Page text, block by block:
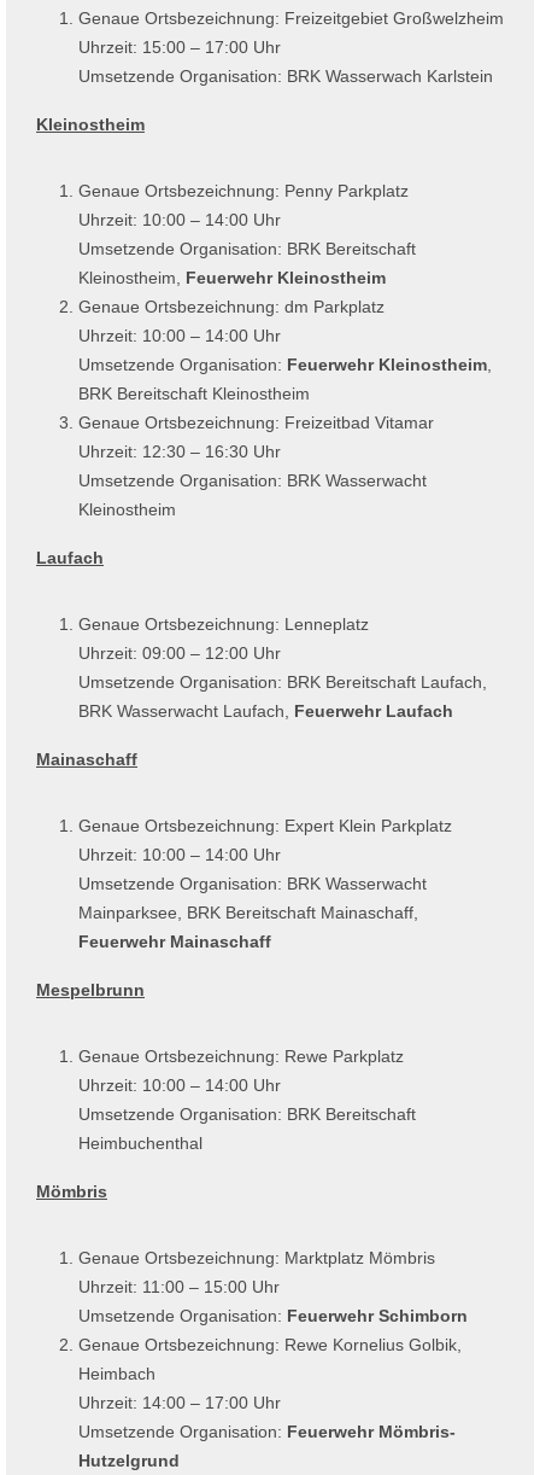
Genaue Ortsbezeichnung: Freizeitgebiet Großwelzheim
Uhrzeit: 15:00 – 17:00 Uhr
Umsetzende Organisation: BRK Wasserwach Karlstein
Kleinostheim
Genaue Ortsbezeichnung: Penny Parkplatz
Uhrzeit: 10:00 – 14:00 Uhr
Umsetzende Organisation: BRK Bereitschaft
Kleinostheim, Feuerwehr Kleinostheim
Genaue Ortsbezeichnung: dm Parkplatz
Uhrzeit: 10:00 – 14:00 Uhr
Umsetzende Organisation: Feuerwehr Kleinostheim,
BRK Bereitschaft Kleinostheim
Genaue Ortsbezeichnung: Freizeitbad Vitamar
Uhrzeit: 12:30 – 16:30 Uhr
Umsetzende Organisation: BRK Wasserwacht
Kleinostheim
Laufach
Genaue Ortsbezeichnung: Lenneplatz
Uhrzeit: 09:00 – 12:00 Uhr
Umsetzende Organisation: BRK Bereitschaft Laufach,
BRK Wasserwacht Laufach, Feuerwehr Laufach
Mainaschaff
Genaue Ortsbezeichnung: Expert Klein Parkplatz
Uhrzeit: 10:00 – 14:00 Uhr
Umsetzende Organisation: BRK Wasserwacht
Mainparksee, BRK Bereitschaft Mainaschaff,
Feuerwehr Mainaschaff
Mespelbrunn
Genaue Ortsbezeichnung: Rewe Parkplatz
Uhrzeit: 10:00 – 14:00 Uhr
Umsetzende Organisation: BRK Bereitschaft
Heimbuchenthal
Mömbris
Genaue Ortsbezeichnung: Marktplatz Mömbris
Uhrzeit: 11:00 – 15:00 Uhr
Umsetzende Organisation: Feuerwehr Schimborn
Genaue Ortsbezeichnung: Rewe Kornelius Golbik,
Heimbach
Uhrzeit: 14:00 – 17:00 Uhr
Umsetzende Organisation: Feuerwehr Mömbris-
Hutzelgrund